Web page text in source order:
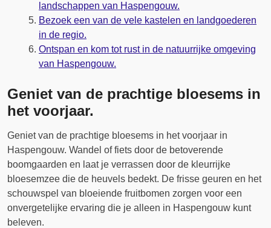
landschappen van Haspengouw.
Bezoek een van de vele kastelen en landgoederen
in de regio.
Ontspan en kom tot rust in de natuurrijke omgeving
van Haspengouw.
Geniet van de prachtige bloesems in
het voorjaar.
Geniet van de prachtige bloesems in het voorjaar in
Haspengouw. Wandel of fiets door de betoverende
boomgaarden en laat je verrassen door de kleurrijke
bloesemzee die de heuvels bedekt. De frisse geuren en het
schouwspel van bloeiende fruitbomen zorgen voor een
onvergetelijke ervaring die je alleen in Haspengouw kunt
beleven.